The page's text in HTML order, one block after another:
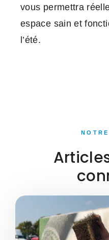
vous permettra
espace sain et
l’été.